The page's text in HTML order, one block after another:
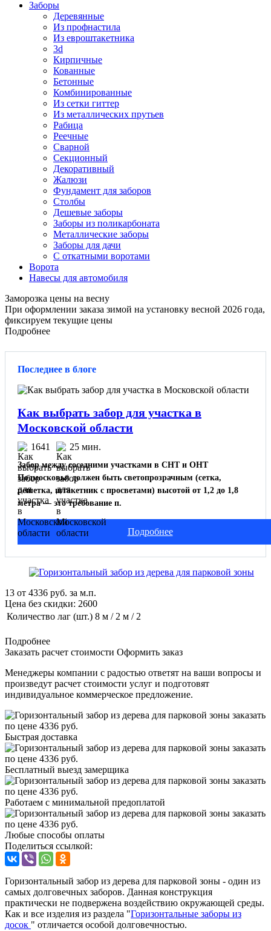
Заборы
Деревянные
Из профнастила
Из евроштакетника
3d
Кирпичные
Кованные
Бетонные
Комбинированные
Из сетки гиттер
Из металлических прутьев
Рабица
Реечные
Сварной
Секционный
Декоративный
Жалюзи
Фундамент для заборов
Столбы
Дешевые заборы
Заборы из поликарбоната
Металлические заборы
Заборы для дачи
С откатными воротами
Ворота
Навесы для автомобиля
Заморозка цены на весну
При оформлении заказа зимой на установку весной 2026 года,
фиксируем текущие цены
Подробнее
Последнее в блоге
Как выбрать забор для участка в
Московской области
1641 25 мин.
Забор между соседними участками в СНТ и ОНТ
Подмосковья должен быть светопрозрачным (сетка,
решетка, штакетник с просветами) высотой от 1,2 до 1,8
метра — это требование п.
Подробнее
13 от 4336 руб. за м.п.
Цена без скидки: 2600
Количество лаг (шт.) 8 м / 2 м / 2
Подробнее
Заказать расчет стоимости Оформить заказ
Менеджеры компании с радостью ответят на ваши вопросы и
произведут расчет стоимости услуг и подготовят
индивидуальное коммерческое предложение.
Быстрая доставка
Бесплатный выезд замерщика
Работаем с минимальной предоплатой
Любые способы оплаты
Поделиться ссылкой:
Горизонтальный забор из дерева для парковой зоны - один из
самых долговечных заборов. Данная конструкция
практически не подвержена воздействию окружающей среды.
Как и все изделия из раздела "Горизонтальные заборы из
досок " отличается особой долговечностью.